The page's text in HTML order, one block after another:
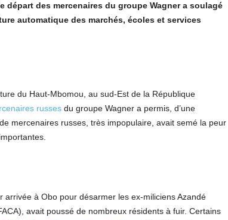
départ des mercenaires du groupe Wagner a soulagé
automatique des marchés, écoles et services
du Haut-Mbomou, au sud-Est de la République
russes du groupe Wagner a permis, d’une
mercenaires russes, très impopulaire, avait semé la peur
arrivée à Obo pour désarmer les ex-miliciens Azandé
avait poussé de nombreux résidents à fuir. Certains